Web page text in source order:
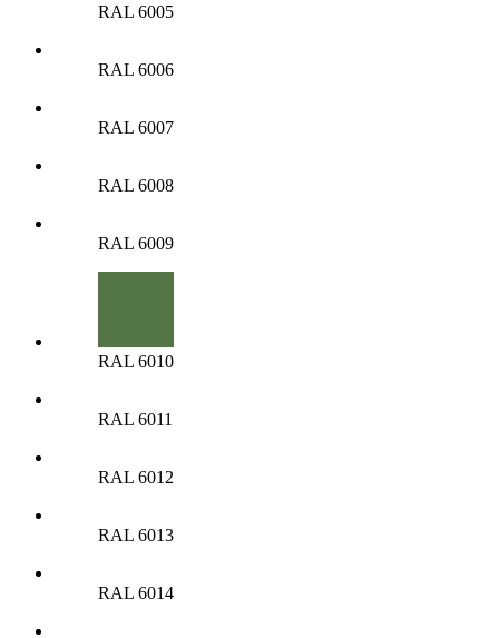
RAL 6005
RAL 6006
RAL 6007
RAL 6008
RAL 6009
RAL 6010
RAL 6011
RAL 6012
RAL 6013
RAL 6014